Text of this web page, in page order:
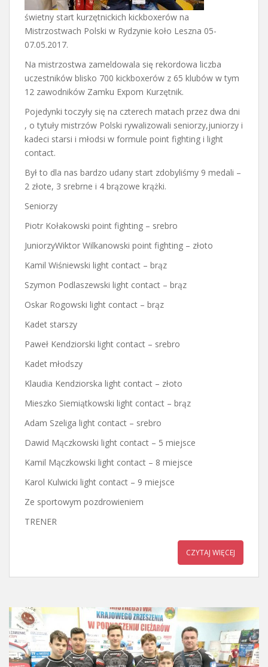
świetny start kurzętnickich kickboxerów na
Mistrzostwach Polski w Rydzynie koło Leszna 05-
07.05.2017.
Na mistrzostwa zameldowala się rekordowa liczba
uczestników blisko 700 kickboxerów z 65 klubów w tym
12 zawodników Zamku Expom Kurzętnik.
Pojedynki toczyły się na czterech matach przez dwa dni
, o tytuły mistrzów Polski rywalizowali seniorzy,juniorzy i
kadeci starsi i młodsi w formule point fighting i light
contact.
Był to dla nas bardzo udany start zdobyliśmy 9 medali –
2 złote, 3 srebrne i 4 brązowe krążki.
Seniorzy
Piotr Kołakowski point fighting – srebro
JuniorzyWiktor Wilkanowski point fighting – złoto
Kamil Wiśniewski light contact – brąz
Szymon Podlaszewski light contact – brąz
Oskar Rogowski light contact – brąz
Kadet starszy
Paweł Kendziorski light contact – srebro
Kadet młodszy
Klaudia Kendziorska light contact – złoto
Mieszko Siemiątkowski light contact – brąz
Adam Szeliga light contact – srebro
Dawid Mączkowski light contact – 5 miejsce
Kamil Mączkowski light contact – 8 miejsce
Karol Kulwicki light contact – 9 miejsce
Ze sportowym pozdrowieniem
TRENER
CZYTAJ WIĘCEJ